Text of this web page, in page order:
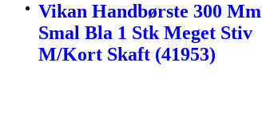
Vikan Handbørste 300 Mm
Smal Bla 1 Stk Meget Stiv
M/Kort Skaft (41953)